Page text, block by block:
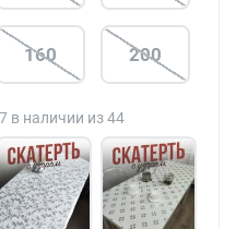
160 200
7 в наличии из 44